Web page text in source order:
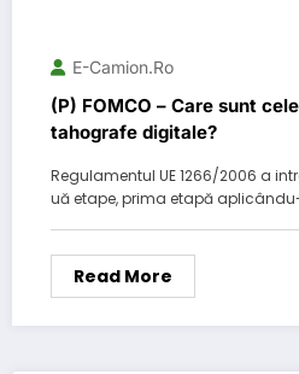
E-Camion.ro
(P) FOMCO – Care sunt
tahografe digitale?
Regulamentul UE 1266/2006 a
uă etape, prima etapă
Read More